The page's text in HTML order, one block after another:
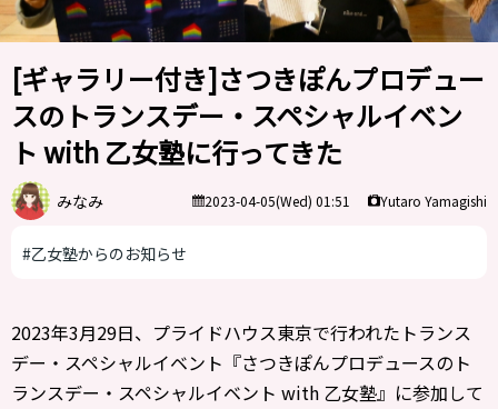
[ギャラリー付き]さつきぽんプロデュー
スのトランスデー・スペシャルイベン
ト with 乙女塾に行ってきた
みなみ 2023-04-05(Wed) 01:51 Yutaro Yamagishi
#乙女塾からのお知らせ
2023年3月29日、プライドハウス東京で行われたトランス
デー・スペシャルイベント『さつきぽんプロデュースのト
ランスデー・スペシャルイベント with 乙女塾』に参加して